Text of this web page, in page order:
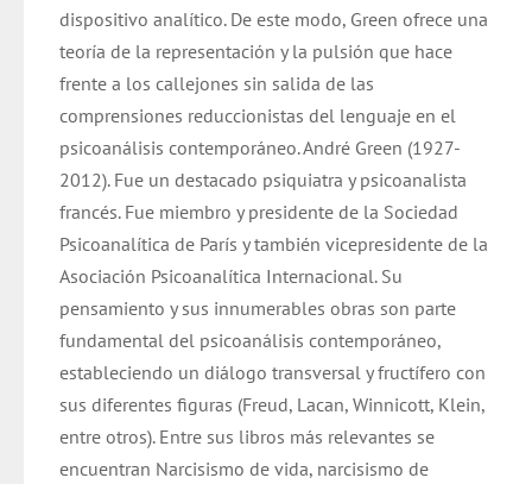
dispositivo analítico. De este modo, Green ofrece una
teoría de la representación y la pulsión que hace
frente a los callejones sin salida de las
comprensiones reduccionistas del lenguaje en el
psicoanálisis contemporáneo. André Green (1927-
2012). Fue un destacado psiquiatra y psicoanalista
francés. Fue miembro y presidente de la Sociedad
Psicoanalítica de París y también vicepresidente de la
Asociación Psicoanalítica Internacional. Su
pensamiento y sus innumerables obras son parte
fundamental del psicoanálisis contemporáneo,
estableciendo un diálogo transversal y fructífero con
sus diferentes figuras (Freud, Lacan, Winnicott, Klein,
entre otros). Entre sus libros más relevantes se
encuentran Narcisismo de vida, narcisismo de